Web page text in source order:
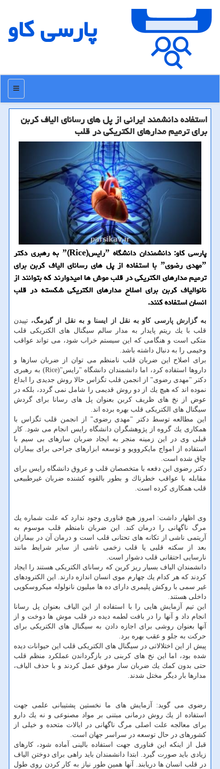
پارسی كاو
منو
استفاده دانشمند ایرانی از پل های رسانای الیاف كربن
برای ترمیم مدارهای الكتریكی در قلب
پارسی كاو: دانشمندان دانشگاه ˮرایسˮ(Rice) به رهبری دكتر
ˮمهدی رضویˮ با استفاده از پل های رسانای الیاف كربن برای
ترمیم مدارهای الكتریكی در قلب موش ها امیدوارند كه بتوانند از
نانوالیاف كربن برای اصلاح مدارهای الكتریكی شكسته در قلب
انسان استفاده كنند.
به گزارش پارسی كاو به نقل از ایسنا و به نقل از گیزمگ، تپیدن
قلب با یك ریتم پایدار به مدار سالم سیگنال های الكتریكی قلب
متكی است و هنگامی كه این سیستم خراب شود، می تواند عواقب
وخیمی را به دنبال داشته باشد.
برای اصلاح این ضربان قلب نامنظم می توان از ضربان سازها و
داروها استفاده كرد، اما دانشمندان دانشگاه "رایس"(Rice) به رهبری
دكتر "مهدی رضوی" از انجمن قلب تگزاس حالا روش جدیدی را ابداع
نموده اند كه هیچ یك از دو روش قدیمی را شامل نمی گردد، بلكه در
عوض از نخ های ظریف كربن بعنوان پل های رسانا برای گردش
سیگنال های الكتریكی قلب بهره برده اند.
این مطالعه توسط دكتر "مهدی رضوی" از انجمن قلب تگزاس با
همكاری یك گروه از پژوهشگران دانشگاه رایس انجام می شود. كار
قبلی وی در این زمینه منجر به ایجاد ضربان سازهای بی سیم با
استفاده از امواج مایكروویو و توسعه ابزارهای جراحی برای بیماران
چاق شده است.
دكتر رضوی این دفعه با متخصصان قلب و عروق دانشگاه رایس برای
مقابله با عواقب خطرناك و بطور بالقوه كشنده ضربان غیرطبیعی
قلب همكاری كرده است.
وی اظهار داشت: امروز هیچ فناوری وجود ندارد كه علت شماره یك
مرگ ناگهانی را درمان كند. این ضربان نامنظم قلب موسوم به
آریتمی ناشی از تكانه های تحتانی قلب است و درمان آن در بیماران
بعد از سكته قلبی یا قلب زخمی ناشی از سایر شرایط مانند
نارسایی احتقانی قلب دشوار است.
دانشمندان الیاف بسیار ریز كربن كه رسانای الكتریكی هستند را ایجاد
كردند كه هر كدام یك چهارم موی انسان اندازه دارند. این الكترودهای
غیر سمی با روكش پلیمری دارای ده ها میلیون نانولوله میكروسكوپی
داخلی هستند.
این تیم آزمایش هایی را با استفاده از این الیاف بعنوان پل رسانا
انجام داد و آنها را در بافت لطمه دیده در قلب موش ها دوخت و از
آنها بعنوان روشی برای اجازه دادن به سیگنال های الكتریكی برای
حركت به جلو و عقب بهره برد.
پیش از این اختلالاتی در سیگنال های الكتریكی قلب این حیوانات دیده
شده بود، اما این نخ های كربنی در بازگرداندن عملكرد منظم قلب
حتی بدون كمك یك ضربان ساز موفق عمل كردند و با حذف الیاف،
مدارها بار دیگر مختل شدند.
رضوی می گوید: آزمایش های ما نخستین پشتیبانی علمی جهت
استفاده از یك روش درمانی مبتنی بر مواد مصنوعی و نه یك دارو
برای معالجه علت اصلی مرگ ناگهانی در ایالات متحده و خیلی از
كشورهای در حال توسعه در سراسر جهان است.
قبل از اینكه این فناوری جهت استفاده بالینی آماده شود، كارهای
زیادی باید صورت گیرد. ابتدا دانشمندان باید راهی برای دوختن الیاف
در قلب انسان ها دریابند. آنها همین طور نیاز به كار كردن روی طول